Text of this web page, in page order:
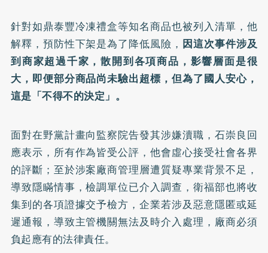
針對如鼎泰豐冷凍禮盒等知名商品也被列入清單，他
解釋，預防性下架是為了降低風險， 因這次事件涉及
到商家超過千家，散開到各項商品，影響層面是很
大，即便部分商品尚未驗出超標，但為了國人安心，
這是「不得不的決定」。
面對在野黨計畫向監察院告發其涉嫌瀆職，石崇良回
應表示，所有作為皆受公評，他會虛心接受社會各界
的評斷；至於涉案廠商管理層遭質疑專業背景不足，
導致隱瞞情事，檢調單位已介入調查，衛福部也將收
集到的各項證據交予檢方，企業若涉及惡意隱匿或延
遲通報，導致主管機關無法及時介入處理，廠商必須
負起應有的法律責任。